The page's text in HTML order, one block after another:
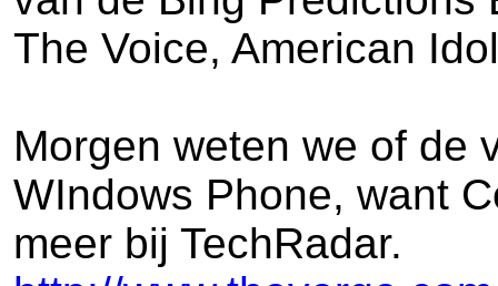
The Voice, American
Morgen weten we of de
WIndows Phone, want
meer bij TechRadar.